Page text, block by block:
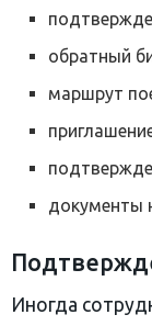
обратный
маршрут
документы
Иногда